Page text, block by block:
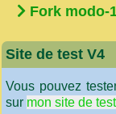
Fork modo-
Site de test V4
Vous pouvez
sur mon site de